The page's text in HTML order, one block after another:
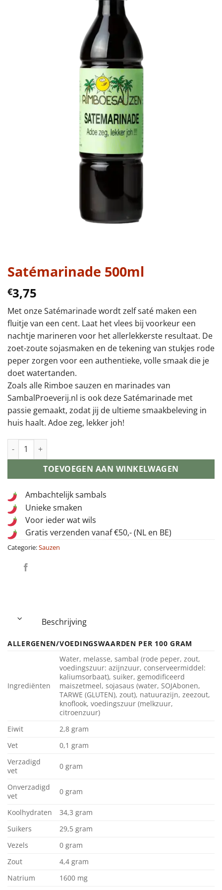
Satémarinade 500ml
€3,75
Met onze Satémarinade wordt zelf saté maken een
fluitje van een cent. Laat het vlees bij voorkeur een
nachtje marineren voor het allerlekkerste resultaat. De
zoet-zoute sojasmaken en de tekening van stukjes rode
peper zorgen voor een authentieke, volle smaak die je
doet watertanden.
Zoals alle Rimboe sauzen en marinades van
SambalProeverij.nl is ook deze Satémarinade met
passie gemaakt, zodat jij de ultieme smaakbeleving in
huis haalt. Adoe zeg, lekker joh!
Satémarinade 500ml aantal
TOEVOEGEN AAN WINKELWAGEN
Ambachtelijk sambals
Unieke smaken
Voor ieder wat wils
Gratis verzenden vanaf €50,- (NL en BE)
Categorie:Sauzen
Beschrijving
ALLERGENEN/VOEDINGSWAARDEN PER 100 GRAM
Ingrediënten
Water, melasse, sambal (rode peper, zout,
voedingszuur: azijnzuur, conserveermiddel:
kaliumsorbaat), suiker, gemodificeerd
maiszetmeel, sojasaus (water, SOJAbonen,
TARWE (GLUTEN), zout), natuurazijn, zeezout,
knoflook, voedingszuur (melkzuur,
citroenzuur)
Eiwit
2,8 gram
Vet
0,1 gram
Verzadigd
vet
0 gram
Onverzadigd
vet
0 gram
Koolhydraten
34,3 gram
Suikers
29,5 gram
Vezels
0 gram
Zout
4,4 gram
Natrium
1600 mg